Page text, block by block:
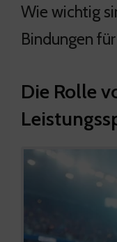
Wie wichtig
Bindungen
Die Rolle